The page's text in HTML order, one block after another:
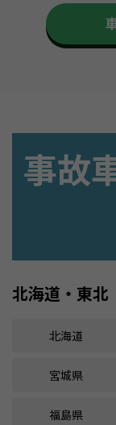
事故
北海道・東北
北海道
宮城県
福島県